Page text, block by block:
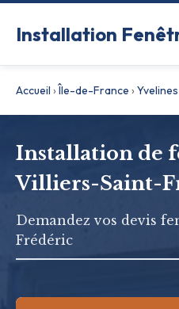
Installation
Accueil ›Île-de-France ›Yvelines
Installation de
Villiers-Saint-
Demandez vos devis
Frédéric